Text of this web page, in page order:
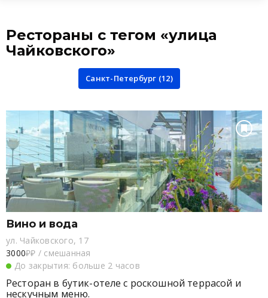
Рестораны с тегом «улица
Чайковского»
Санкт-Петербург (12)
Вино и вода
ул. Чайковского, 17
3000₽₽ / смешанная
До закрытия: больше 2 часов
Ресторан в бутик-отеле с роскошной террасой и
нескучным меню.